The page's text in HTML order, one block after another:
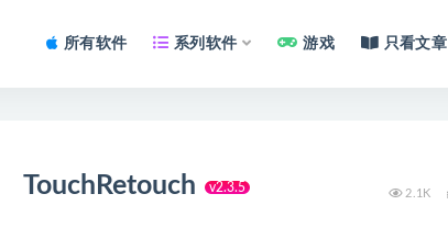
所有软件 系列软件 游戏 只看文章
TouchRetouch v2.3.5 2.1K